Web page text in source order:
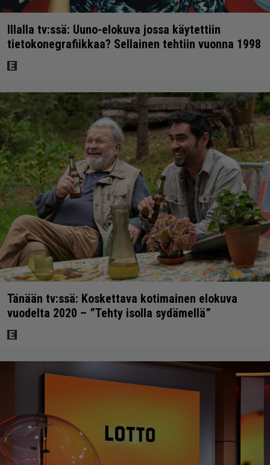
Illalla tv:ssä: Uuno-elokuva jossa käytettiin
tietokonegrafiikkaa? Sellainen tehtiin vuonna 1998
Tänään tv:ssä: Koskettava kotimainen elokuva
vuodelta 2020 – ”Tehty isolla sydämellä”